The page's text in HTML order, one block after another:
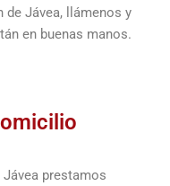
de Jávea, llámenos y
en buenas manos.
prestamos